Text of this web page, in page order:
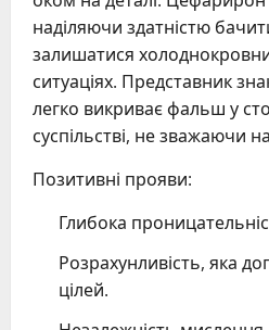
наділяючи здатністю
залишатися
ситуаціях. Представник
легко викриває фальш у
суспільстві, не зважаючи
Позитивні прояви:
Глибока
Розрахунливість, яка
цілей.